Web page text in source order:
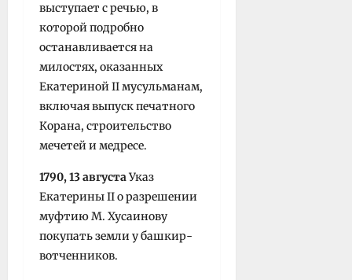
выступает с речью, в
которой подробно
останавливается на
милостях, оказанных
Екатериной II мусульманам,
включая выпуск печатного
Корана, строительство
мечетей и медресе.
1790, 13 августаУказ
Екатерины II о разрешении
муфтию М. Хусаинову
покупать земли у башкир-
вотченников.